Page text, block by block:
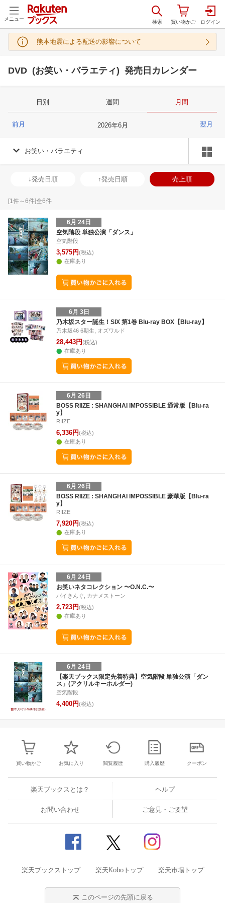
メニュー
熊本地震による配送の影響について
DVD (お笑い・バラエティ) 発売日カレンダー
日別 週間 月間
2026年6月
前月 翌月
お笑い・バラエティ
↓発売日順 ↑発売日順 売上順
[1件～6件]全6件
6月 24日
空気階段 単独公演「ダンス」
空気階段
3,575円(税込)
在庫あり
6月 3日
乃木坂スター誕生！SIX 第1巻 Blu-ray BOX【Blu-ray】
乃木坂46 6期生, オズワルド
28,443円(税込)
在庫あり
6月 26日
BOSS RIIZE : SHANGHAI IMPOSSIBLE 通常版【Blu-ra
y】
RIIZE
6,336円(税込)
在庫あり
6月 26日
BOSS RIIZE : SHANGHAI IMPOSSIBLE 豪華版【Blu-ra
y】
RIIZE
7,920円(税込)
在庫あり
6月 24日
お笑いネタコレクション 〜O.N.C.〜
バイきんぐ, カナメストーン
2,723円(税込)
在庫あり
6月 24日
【楽天ブックス限定先着特典】空気階段 単独公演「ダン
ス」(アクリルキーホルダー)
空気階段
4,400円(税込)
買い物かご お気に入り 閲覧履歴 購入履歴 クーポン
楽天ブックスとは？ ヘルプ
お問い合わせ ご意見・ご要望
楽天ブックストップ 楽天Koboトップ 楽天市場トップ
このページの先頭に戻る